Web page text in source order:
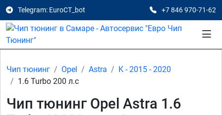
Telegram: EuroCT_bot +7 846 970-71-62
Чип тюнинг Opel Astra
K - 2015 - 2020
1.6 Turbo 200 л.с
Чип тюнинг Opel Astra 1.6